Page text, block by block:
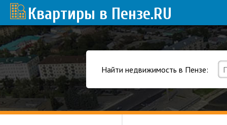
Квартиры в Пензе.RU
Найти недвижимость в Пензе: